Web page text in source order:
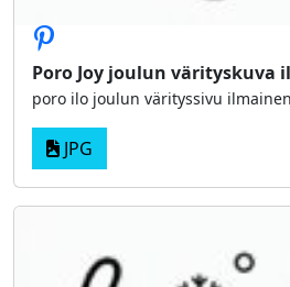
Poro Joy joulun värityskuva
poro ilo joulun värityssivu ilmainen
JPG